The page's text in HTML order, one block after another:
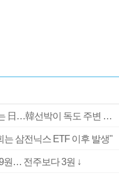
[속보] 여전히 ‘독도는 우리땅’ 외치는 日…韓선박이 독도 주변 해양조사 활동하자 반발
는 삼전닉스 ETF 이후 발생"
원… 전주보다 3원 ↓